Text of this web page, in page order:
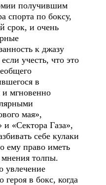
получившим
спорта по боксу,
срок, и очень
к джазу
учесть, что это
в
мгновенно
мая»,
«Сектора Газа»,
себе кулаки
ему право иметь
толпы.
в бокс, когда